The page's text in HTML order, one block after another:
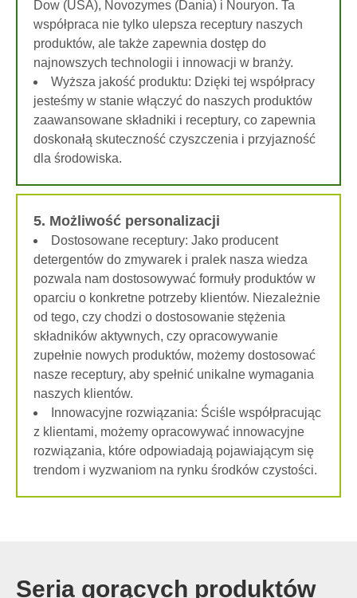
Dow (USA), Novozymes (Dania) i Nouryon. Ta
współpraca nie tylko ulepsza receptury naszych
produktów, ale także zapewnia dostęp do
najnowszych technologii i innowacji w branży.
Wyższa jakość produktu: Dzięki tej współpracy
jesteśmy w stanie włączyć do naszych produktów
zaawansowane składniki i receptury, co zapewnia
doskonałą skuteczność czyszczenia i przyjazność
dla środowiska.
5. Możliwość personalizacji
Dostosowane receptury: Jako producent
detergentów do zmywarek i pralek nasza wiedza
pozwala nam dostosowywać formuły produktów w
oparciu o konkretne potrzeby klientów. Niezależnie
od tego, czy chodzi o dostosowanie stężenia
składników aktywnych, czy opracowywanie
zupełnie nowych produktów, możemy dostosować
nasze receptury, aby spełnić unikalne wymagania
naszych klientów.
Innowacyjne rozwiązania: Ściśle współpracując
z klientami, możemy opracowywać innowacyjne
rozwiązania, które odpowiadają pojawiającym się
trendom i wyzwaniom na rynku środków czystości.
Seria gorących produktów